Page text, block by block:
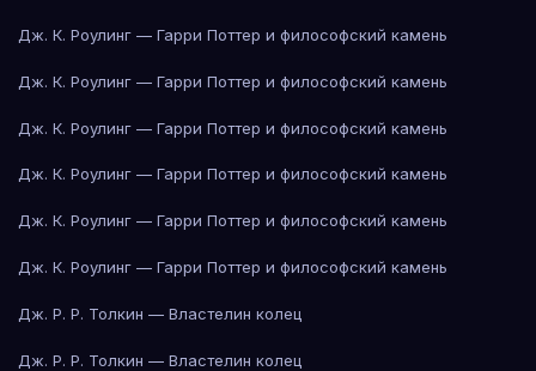
Дж. К. Роулинг — Гарри Поттер и философский камень
Дж. К. Роулинг — Гарри Поттер и философский камень
Дж. К. Роулинг — Гарри Поттер и философский камень
Дж. К. Роулинг — Гарри Поттер и философский камень
Дж. К. Роулинг — Гарри Поттер и философский камень
Дж. К. Роулинг — Гарри Поттер и философский камень
Дж. Р. Р. Толкин — Властелин колец
Дж. Р. Р. Толкин — Властелин колец